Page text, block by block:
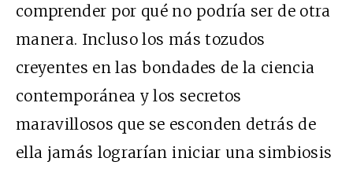
comprender por qué no podría ser de otra
manera. Incluso los más tozudos
creyentes en las bondades de la ciencia
contemporánea y los secretos
maravillosos que se esconden detrás de
ella jamás lograrían iniciar una simbiosis